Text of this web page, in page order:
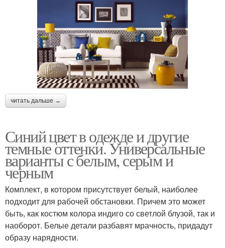
читать дальше →
Синий цвет в одежде и другие
темные оттенки. Универсальные
варианты с белым, серым и
черным
Комплект, в котором присутствует белый, наиболее
подходит для рабочей обстановки. Причем это может
быть, как костюм колора индиго со светлой блузой, так и
наоборот. Белые детали разбавят мрачность, придадут
образу нарядности.